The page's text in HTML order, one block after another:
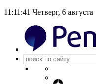
11:11:42 Четверг, 6 августа